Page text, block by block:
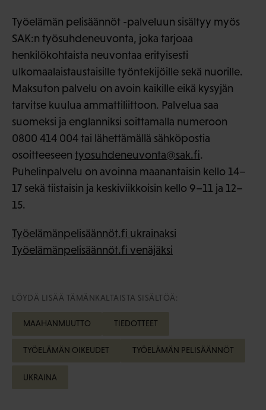
Työelämän pelisäännöt -palveluun sisältyy myös
SAK:n työsuhdeneuvonta, joka tarjoaa
henkilökohtaista neuvontaa erityisesti
ulkomaalaistaustaisille työntekijöille sekä nuorille.
Maksuton palvelu on avoin kaikille eikä kysyjän
tarvitse kuulua ammattiliittoon. Palvelua saa
suomeksi ja englanniksi soittamalla numeroon
0800 414 004 tai lähettämällä sähköpostia
osoitteeseen tyosuhdeneuvonta@sak.fi.
Puhelinpalvelu on avoinna maanantaisin kello 14–
17 sekä tiistaisin ja keskiviikkoisin kello 9–11 ja 12–
15.
Työelämänpelisäännöt.fi ukrainaksi
Työelämänpelisäännöt.fi venäjäksi
LÖYDÄ LISÄÄ TÄMÄNKALTAISTA SISÄLTÖÄ:
MAAHANMUUTTO TIEDOTTEET
TYÖELÄMÄN OIKEUDET TYÖELÄMÄN PELISÄÄNNÖT
UKRAINA